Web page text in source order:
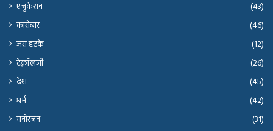
एजुकेशन
(43)
कारोबार
(46)
जरा हटके
(12)
टेक्नॉलजी
(26)
देश
(45)
धर्म
(42)
मनोरंजन
(31)